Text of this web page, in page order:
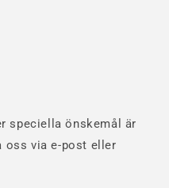
speciella önskemål är
oss via e-post eller